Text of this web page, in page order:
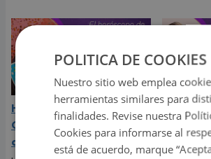
Horóscopo de Josie Diez
Canseco hoy lunes 03 de
agosto de 2026
semana
POLITICA DE COOKIES
Nuestro sitio web emplea
herramientas similares para
finalidades. Revise nuestra
Cookies para informarse al
está de acuerdo, marque